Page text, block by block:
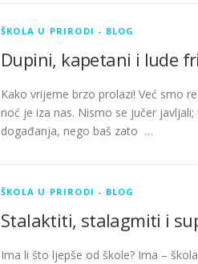
ŠKOLA U PRIRODI - BLOG
Dupini, kapetani i lude
Kako vrijeme brzo prolazi! Već smo
noć je iza nas. Nismo se jučer
događanja, nego baš zato …
ŠKOLA U PRIRODI - BLOG
Stalaktiti, stalagmiti i
Ima li što ljepše od škole? Ima –